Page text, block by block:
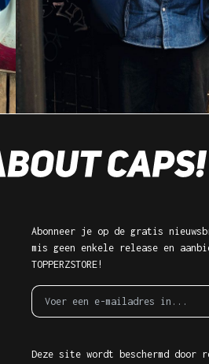
Abonneer je op de gratis
mis geen enkele release en
TOPPERZSTORE!
Deze site wordt beschermd door